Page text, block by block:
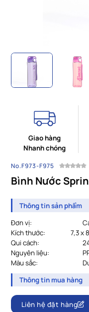
Giao hàng
Nhanh chóng
No.F973-F975
Bình Nước
Thông tin sản phẩm
Đơn vị:
Kích thước:
7,3 x
Qui cách:
Nguyên liệu:
Màu sắc:
Thông tin mua hàng
Liên hệ đặt hàng